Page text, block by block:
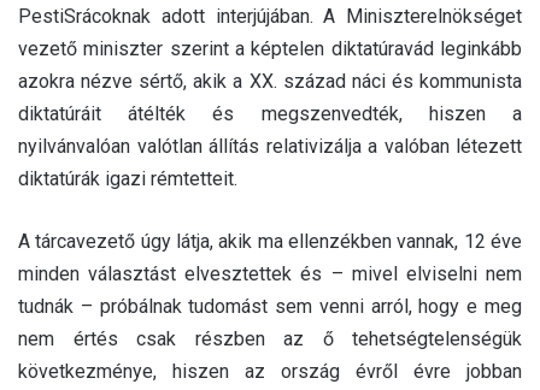
PestiSrácoknak adott interjújában. A Miniszterelnökséget
vezető miniszter szerint a képtelen diktatúravád leginkább
azokra nézve sértő, akik a XX. század náci és kommunista
diktatúráit átélték és megszenvedték, hiszen a
nyilvánvalóan valótlan állítás relativizálja a valóban létezett
diktatúrák igazi rémtetteit.
A tárcavezető úgy látja, akik ma ellenzékben vannak, 12 éve
minden választást elvesztettek és – mivel elviselni nem
tudnák – próbálnak tudomást sem venni arról, hogy e meg
nem értés csak részben az ő tehetségtelenségük
következménye, hiszen az ország évről évre jobban